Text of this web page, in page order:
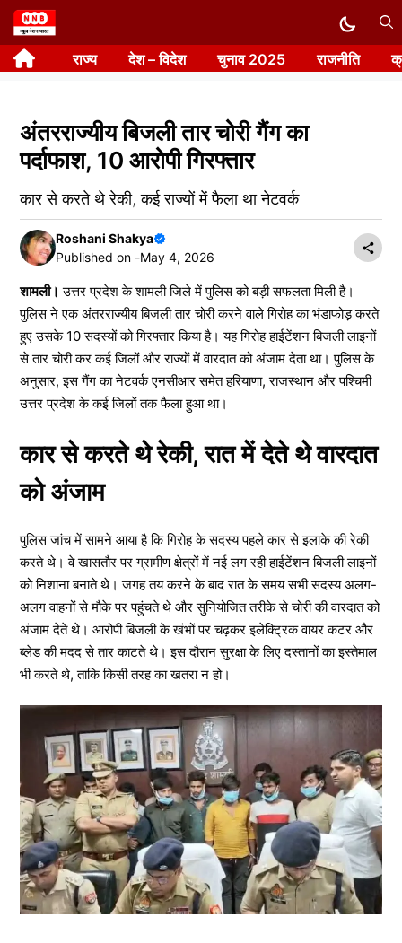
Skip
to
content राज्य देश – विदेश चुनाव 2025 राजनीति
अंतरराज्यीय बिजली तार चोरी गैंग का
पर्दाफाश, 10 आरोपी गिरफ्तार
कार से करते थे रेकी, कई राज्यों में फैला था नेटवर्क
Roshani Shakya
Published on -May 4, 2026
शामली। उत्तर प्रदेश के शामली जिले में पुलिस को बड़ी सफलता मिली है।
पुलिस ने एक अंतरराज्यीय बिजली तार चोरी करने वाले गिरोह का भंडाफोड़ करते
हुए उसके 10 सदस्यों को गिरफ्तार किया है। यह गिरोह हाईटेंशन बिजली लाइनों
से तार चोरी कर कई जिलों और राज्यों में वारदात को अंजाम देता था। पुलिस के
अनुसार, इस गैंग का नेटवर्क एनसीआर समेत हरियाणा, राजस्थान और पश्चिमी
उत्तर प्रदेश के कई जिलों तक फैला हुआ था।
कार से करते थे रेकी, रात में देते थे वारदात
को अंजाम
पुलिस जांच में सामने आया है कि गिरोह के सदस्य पहले कार से इलाके की रेकी
करते थे। वे खासतौर पर ग्रामीण क्षेत्रों में नई लग रही हाईटेंशन बिजली लाइनों
को निशाना बनाते थे। जगह तय करने के बाद रात के समय सभी सदस्य अलग-
अलग वाहनों से मौके पर पहुंचते थे और सुनियोजित तरीके से चोरी की वारदात को
अंजाम देते थे। आरोपी बिजली के खंभों पर चढ़कर इलेक्ट्रिक वायर कटर और
ब्लेड की मदद से तार काटते थे। इस दौरान सुरक्षा के लिए दस्तानों का इस्तेमाल
भी करते थे, ताकि किसी तरह का खतरा न हो।